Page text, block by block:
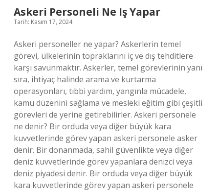
Askeri Personeli Ne Iş Yapar
Tarih: Kasım 17, 2024
Askeri personeller ne yapar? Askerlerin temel
görevi, ülkelerinin topraklarını iç ve dış tehditlere
karşı savunmaktır. Askerler, temel görevlerinin yanı
sıra, ihtiyaç halinde arama ve kurtarma
operasyonları, tıbbi yardım, yangınla mücadele,
kamu düzenini sağlama ve mesleki eğitim gibi çeşitli
görevleri de yerine getirebilirler. Askeri personele
ne denir? Bir orduda veya diğer büyük kara
kuvvetlerinde görev yapan askeri personele asker
denir. Bir donanmada, sahil güvenlikte veya diğer
deniz kuvvetlerinde görev yapanlara denizci veya
deniz piyadesi denir. Bir orduda veya diğer büyük
kara kuvvetlerinde görev yapan askeri personele